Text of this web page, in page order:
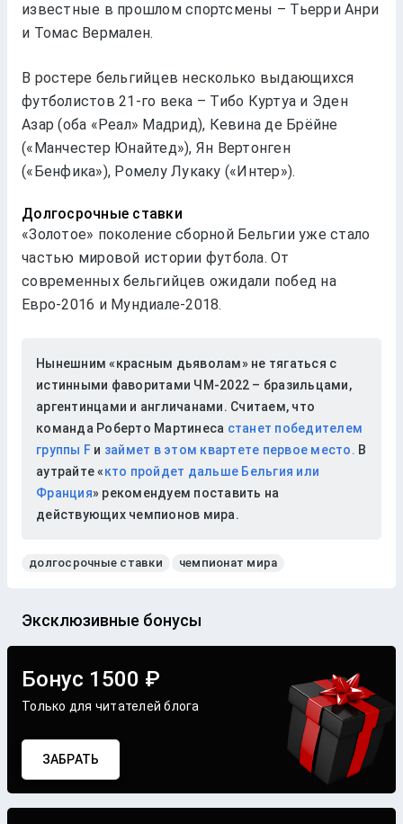
известные в прошлом спортсмены – Тьерри Анри
и Томас Вермален.
В ростере бельгийцев несколько выдающихся
футболистов 21-го века – Тибо Куртуа и Эден
Азар (оба «Реал» Мадрид), Кевина де Брёйне
(«Манчестер Юнайтед»), Ян Вертонген
(«Бенфика»), Ромелу Лукаку («Интер»).
Долгосрочные ставки
«Золотое» поколение сборной Бельгии уже стало
частью мировой истории футбола. От
современных бельгийцев ожидали побед на
Евро-2016 и Мундиале-2018.
Нынешним «красным дьяволам» не тягаться с
истинными фаворитами ЧМ-2022 – бразильцами,
аргентинцами и англичанами. Считаем, что
команда Роберто Мартинеса станет победителем
группы F и займет в этом квартете первое место. В
аутрайте «кто пройдет дальше Бельгия или
Франция» рекомендуем поставить на
действующих чемпионов мира.
долгосрочные ставки чемпионат мира
Эксклюзивные бонусы
Бонус 1500 ₽
Только для читателей блога
ЗАБРАТЬ